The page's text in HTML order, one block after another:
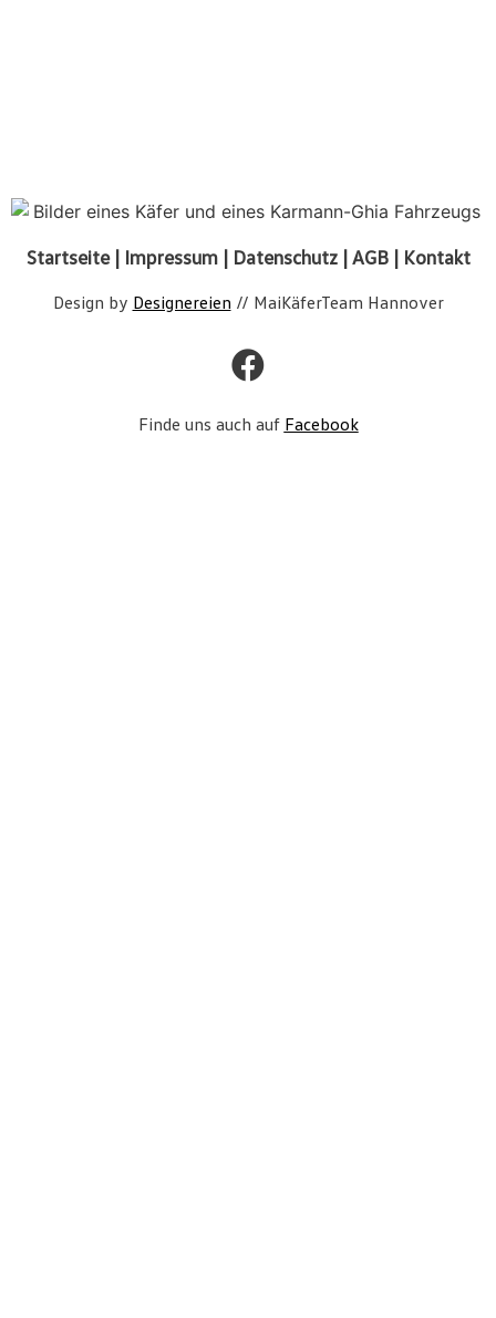
Startseite| Impressum| Datenschutz|AGB| Kontakt
Design by Designereien // MaiKäferTeam Hannover
Finde uns auch auf Facebook